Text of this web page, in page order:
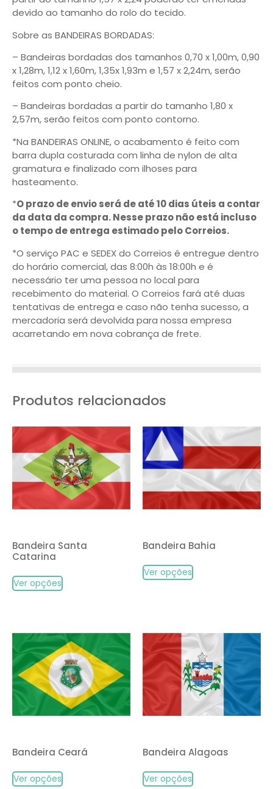
devido ao tamanho do rolo do tecido.
Sobre as BANDEIRAS BORDADAS:
– Bandeiras bordadas dos tamanhos 0,70 x 1,00m, 0,90
x 1,28m, 1,12 x 1,60m, 1,35x 1,93m e 1,57 x 2,24m, serão
feitos com ponto cheio.
– Bandeiras bordadas a partir do tamanho 1,80 x
2,57m, serão feitos com ponto contorno.
*Na BANDEIRAS ONLINE, o acabamento é feito com
barra dupla costurada com linha de nylon de alta
gramatura e finalizado com ilhoses para
hasteamento.
*O prazo de envio será de até 10 dias úteis a contar
da data da compra. Nesse prazo não está incluso
o tempo de entrega estimado pelo Correios.
*O serviço PAC e SEDEX do Correios é entregue dentro
do horário comercial, das 8:00h às 18:00h e é
necessário ter uma pessoa no local para
recebimento do material. O Correios fará até duas
tentativas de entrega e caso não tenha sucesso, a
mercadoria será devolvida para nossa empresa
acarretando em nova cobrança de frete.
Produtos relacionados
Bandeira Santa
Catarina
Ver opções
Bandeira Bahia
Ver opções
Bandeira Ceará
Ver opções
Bandeira Alagoas
Ver opções